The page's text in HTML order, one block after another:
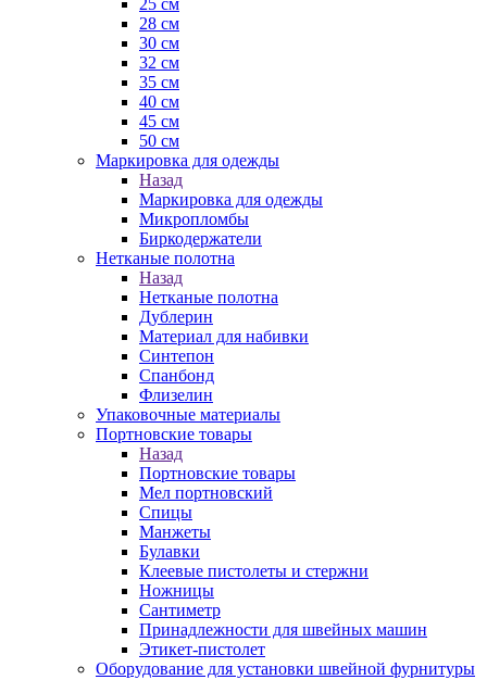
25 см
28 см
30 см
32 см
35 см
40 см
45 см
50 см
Маркировка для одежды
Назад
Маркировка для одежды
Микропломбы
Биркодержатели
Нетканые полотна
Назад
Нетканые полотна
Дублерин
Материал для набивки
Синтепон
Спанбонд
Флизелин
Упаковочные материалы
Портновские товары
Назад
Портновские товары
Мел портновский
Спицы
Манжеты
Булавки
Клеевые пистолеты и стержни
Ножницы
Сантиметр
Принадлежности для швейных машин
Этикет-пистолет
Оборудование для установки швейной фурнитуры